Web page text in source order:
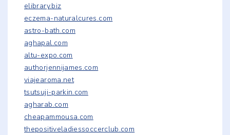
elibrary.biz
eczema-naturalcures.com
astro-bath.com
aghapal.com
altu-expo.com
authorjennijames.com
viajearoma.net
tsutsuji-parkin.com
agharab.com
cheapammousa.com
thepositiveladiessoccerclub.com